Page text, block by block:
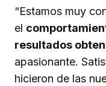
“Estamos muy
el
resultados
apasionante.
hicieron de las